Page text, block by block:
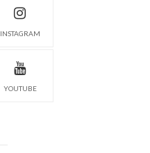
INSTAGRAM
YOUTUBE